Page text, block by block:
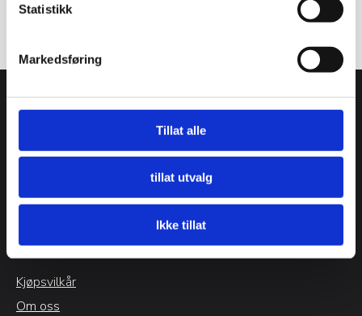
Statistikk
Markedsføring
Tillat alle
tillat utvalg
Ikke tillat
Rocket 553
Avesta tepper AS
934 373 359 MVA
7013 Trondheim
post@avestatepper.no
Informasjon
Kjøpsvilkår
Om oss